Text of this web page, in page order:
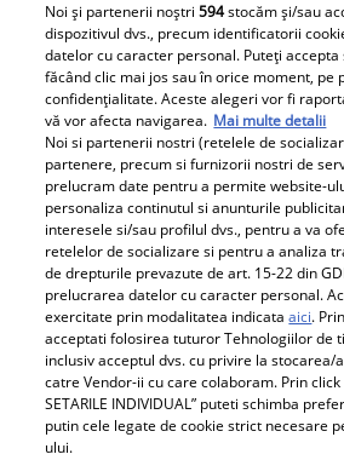
Noi dezvăluiri
actuală dintre
și Dan Alexa.
dus la divorțul
însă nimeni nu
se întâmplă în
Este în
Noi și partenerii noștri594stocăm și/sau
dispozitivul dvs., precum identificatorii
datelor cu caracter personal. Puteți
făcând clic mai jos sau în orice moment, pe
confidențialitate. Aceste alegeri vor fi
vă vor afecta navigarea. Mai multe detalii
Noi si partenerii nostri (retelele de
partenere, precum si furnizorii nostri de
prelucram date pentru a permite website-
personaliza continutul si anunturile
interesele si/sau profilul dvs., pentru a va
retelelor de socializare si pentru a analiza
de drepturile prevazute de art. 15-22 din
prelucrarea datelor cu caracter personal.
exercitate prin modalitatea indicataaici.
acceptati folosirea tuturor Tehnologiilor de
inclusiv acceptul dvs. cu privire la
catre Vendor-ii cu care colaboram. Prin click
SETARILE INDIVIDUAL” puteti schimba
putin cele legate de cookie strict necesare
ului.